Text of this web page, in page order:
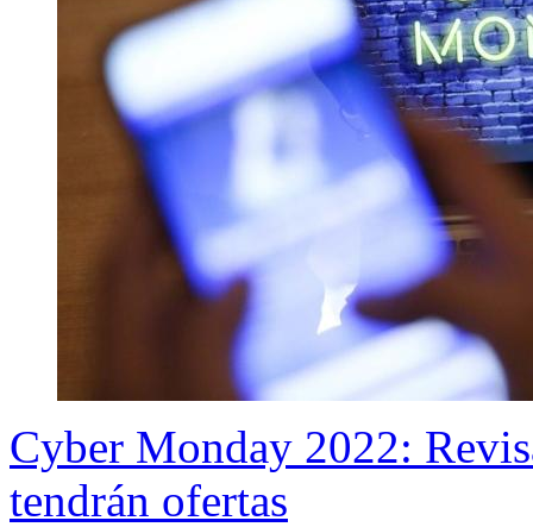
Cyber Monday 2022:
tendrán ofertas